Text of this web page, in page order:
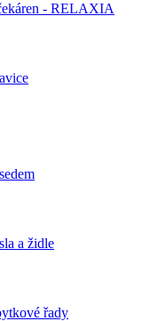
- RELAXIA
a židle
řady